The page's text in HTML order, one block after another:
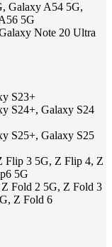
Galaxy A54 5G,
5G
Note 20 Ultra
S23+
S24+, Galaxy S24
S25+, Galaxy S25
Flip 3 5G, Z Flip 4, Z
5G
Fold 2 5G, Z Fold 3
Z Fold 6